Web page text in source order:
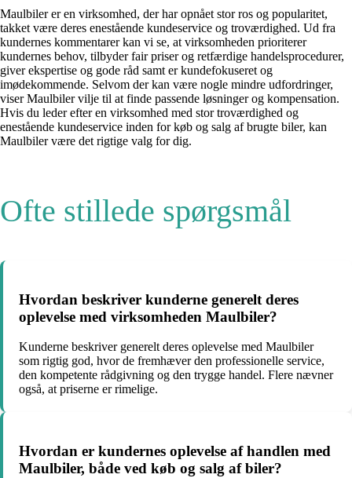
Maulbiler er en virksomhed, der har opnået stor ros og popularitet,
takket være deres enestående kundeservice og troværdighed. Ud fra
kundernes kommentarer kan vi se, at virksomheden prioriterer
kundernes behov, tilbyder fair priser og retfærdige handelsprocedurer,
giver ekspertise og gode råd samt er kundefokuseret og
imødekommende. Selvom der kan være nogle mindre udfordringer,
viser Maulbiler vilje til at finde passende løsninger og kompensation.
Hvis du leder efter en virksomhed med stor troværdighed og
enestående kundeservice inden for køb og salg af brugte biler, kan
Maulbiler være det rigtige valg for dig.
Ofte stillede spørgsmål
Hvordan beskriver kunderne generelt deres
oplevelse med virksomheden Maulbiler?
Kunderne beskriver generelt deres oplevelse med Maulbiler
som rigtig god, hvor de fremhæver den professionelle service,
den kompetente rådgivning og den trygge handel. Flere nævner
også, at priserne er rimelige.
Hvordan er kundernes oplevelse af handlen med
Maulbiler, både ved køb og salg af biler?